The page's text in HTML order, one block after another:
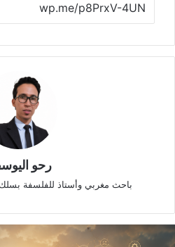
رحو
باحث مغربي وأستاذ للفلسفة بسلك